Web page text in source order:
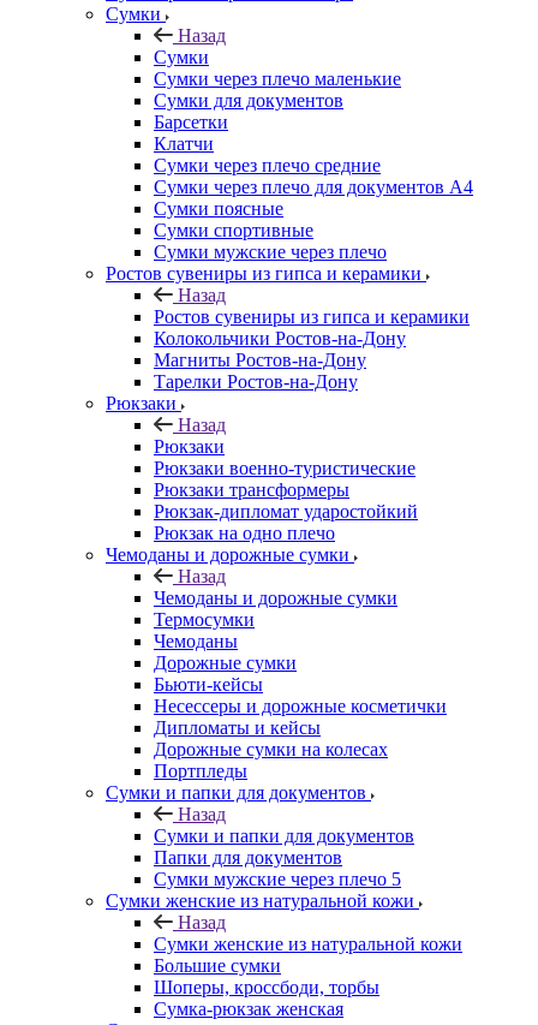
Сумки
Назад
Сумки
Сумки через плечо маленькие
Сумки для документов
Барсетки
Клатчи
Сумки через плечо средние
Сумки через плечо для документов А4
Сумки поясные
Сумки спортивные
Сумки мужские через плечо
Ростов сувениры из гипса и керамики
Назад
Ростов сувениры из гипса и керамики
Колокольчики Ростов-на-Дону
Магниты Ростов-на-Дону
Тарелки Ростов-на-Дону
Рюкзаки
Назад
Рюкзаки
Рюкзаки военно-туристические
Рюкзаки трансформеры
Рюкзак-дипломат ударостойкий
Рюкзак на одно плечо
Чемоданы и дорожные сумки
Назад
Чемоданы и дорожные сумки
Термосумки
Чемоданы
Дорожные сумки
Бьюти-кейсы
Несессеры и дорожные косметички
Дипломаты и кейсы
Дорожные сумки на колесах
Портпледы
Сумки и папки для документов
Назад
Сумки и папки для документов
Папки для документов
Сумки мужские через плечо 5
Сумки женские из натуральной кожи
Назад
Сумки женские из натуральной кожи
Большие сумки
Шоперы, кроссбоди, торбы
Сумка-рюкзак женская